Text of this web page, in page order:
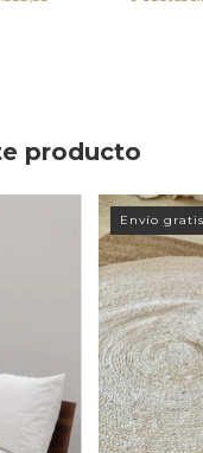
producto
Envío